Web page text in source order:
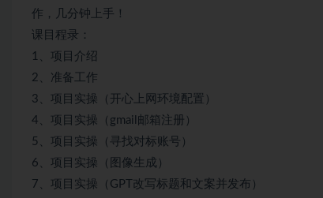
作，几分钟上手！
课目程录：
1、项目介绍
2、准备工作
3、项目实操（开心上网环境配置）
4、项目实操（gmail邮箱注册）
5、项目实操（寻找对标账号）
6、项目实操（图像生成）
7、项目实操（GPT改写标题和文案并发布）